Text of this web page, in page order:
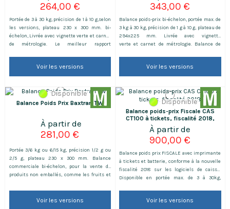
264,00 €
Portée de 3 à 30 kg, précision de 1 à 10 g,selon
les versions, plateau 230 x 300 mm. bi-
échelon, Livrée avec vignette verte et carnet
de métrologie. Le meilleur rapport
vendez des confiseries, du pains et tout
autres produits à partir de 20g jusqu'à 6kg,
Voir les versions
343,00 €
Balance poids-prix bi-échelon, portée max. de
3 kg à 30 kg, précision de 1 g à 10 g, plateau de
294x225 mm. Livrée avec vignette
verte et carnet de métrologie. Balance de
Voir les versions
Balance Poids Prix Baxtran TW
Disponible
281,00 €
Portée 3/6 kg ou 6/15 kg, précision 1/2 g ou
2/5 g, plateau 230 x 300 mm. Balance
commerciale bi-échelon, pour la vente de
produits non emballés, comme les fruits et
verte et carnet de métrologie. Délai de
livraison : 1 semaine La valise de transportVoir les versions
Balance poids-prix Fiscale CAS
CT100 à tickets, fiscalité 2018,
avec batterie
Disponible
900,00 €
Balance poids prix FISCALE avec imprimante
à tickets et batterie, conforme à la nouvelle
fiscalité 2018 sur les logiciels de caisse.
Disponible en portée max. de 3 à 30kg,
métrologie. Batterie et Kit de Fiscalité
Voir les versions